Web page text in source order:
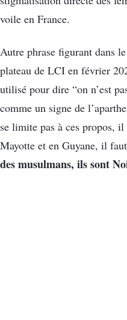
voile en France.
Autre phrase figurant dans
plateau de LCI en février
utilisé pour dire “on n’est
comme un signe de
se limite pas à ces propos,
Mayotte et en Guyane, il
des musulmans, ils sont